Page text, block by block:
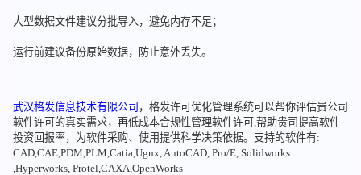
大型数据文件建议分批导入，避免内存不足；
运行前建议备份原始数据，防止意外丢失。
武汉格发信息技术有限公司 ，格发许可优化管理系统可以帮你评估贵公司
软件许可的真实需求，再低成本合规性管理软件许可,帮助贵司提高软件
投资回报率，为软件采购、使用提供科学决策依据。支持的软件有:
CAD,CAE,PDM,PLM,Catia,Ugnx, AutoCAD, Pro/E, Solidworks
,Hyperworks, Protel,CAXA,OpenWorks